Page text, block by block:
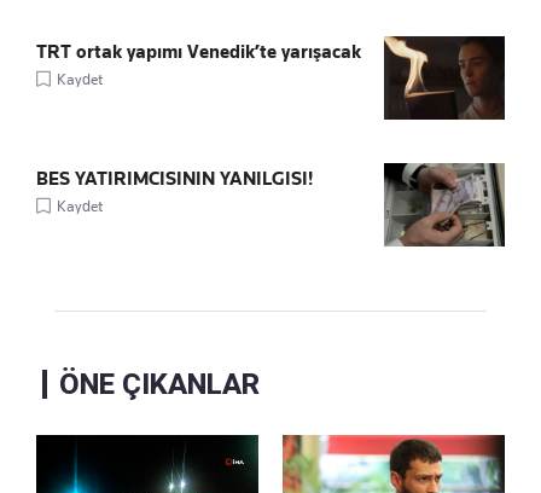
TRT ortak yapımı Venedik’te yarışacak
Kaydet
BES YATIRIMCISININ YANILGISI!
Kaydet
ÖNE ÇIKANLAR